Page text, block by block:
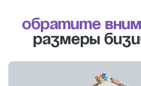
Обратите
размеры